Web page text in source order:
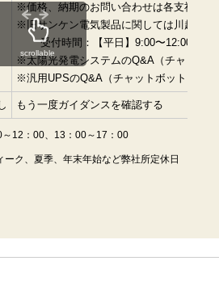
※価格、納期のお問い合わせは各支社に
※旧サンケン電気製品に関しては川越事業
受付時間：【平日】9:00〜12:00、
※太陽光発電システムのQ&A（チャット
※汎用UPSのQ&A（チャットボット）は
もう一度ガイダンスを確認する
12：00、13：00～17：00
scrollable
ク、夏季、年末年始など弊社所定休日